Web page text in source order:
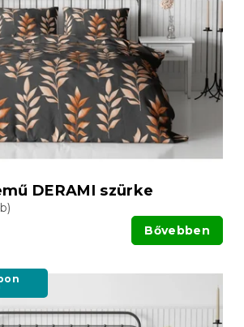
DERAMI szürke
Bővebben